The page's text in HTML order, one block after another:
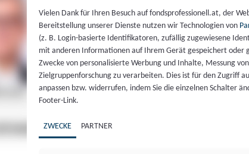
Vielen Dank für Ihren Besuch auf fondsprofessionell.at, der
Bereitstellung unserer Dienste nutzen wir Technologien von
(z. B. Login-basierte Identifikatoren, zufällig zugewiesene
mit anderen Informationen auf Ihrem Gerät gespeichert oder
Zwecke von personalisierte Werbung und Inhalte, Messung
Zielgruppenforschung zu verarbeiten. Dies ist für den Zugriff
anpassen bzw. widerrufen, indem Sie die einzelnen Schalter
Footer-Link.
ZWECKE PARTNER